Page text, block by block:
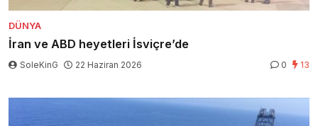
DÜNYA
İran ve ABD heyetleri İsviçre’de
SoleKinG 22 Haziran 2026 0 13